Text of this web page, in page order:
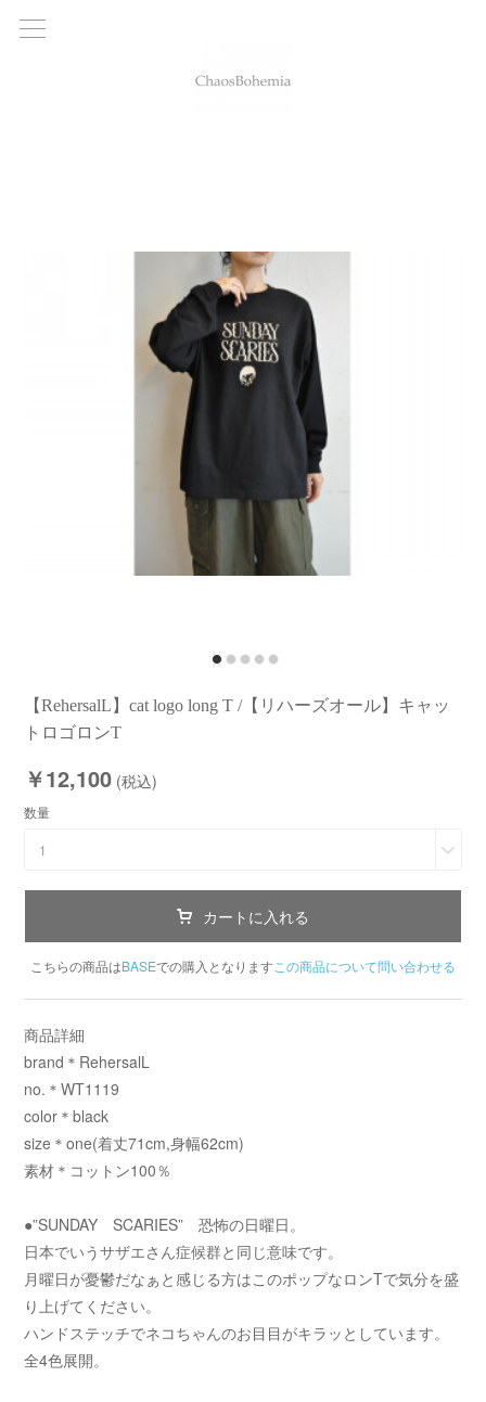
【RehersalL】cat logo long T /【リハーズオール】キャッ
トロゴロンT
￥12,100 (税込)
数量
1
カートに入れる
こちらの商品はBASEでの購入となります この商品について問い合わせる
商品詳細
brand＊RehersalL
no.＊WT1119
color＊black
size＊one(着丈71cm,身幅62cm)
素材＊コットン100％
●”SUNDAY SCARIES” 恐怖の日曜日。
日本でいうサザエさん症候群と同じ意味です。
月曜日が憂鬱だなぁと感じる方はこのポップなロンTで気分を盛
り上げてください。
ハンドステッチでネコちゃんのお目目がキラッとしています。
全4色展開。